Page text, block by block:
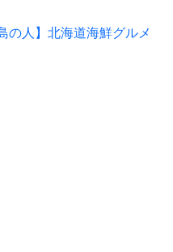
の人】北海道海鮮グルメ